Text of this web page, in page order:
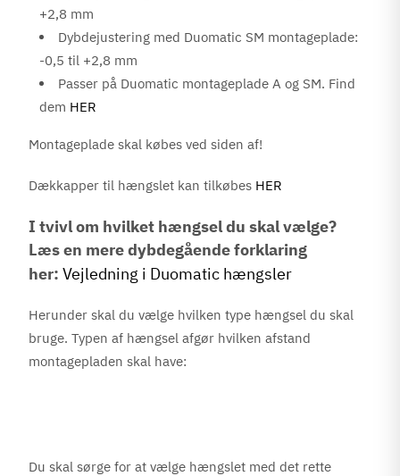
+2,8 mm
Dybdejustering med Duomatic SM montageplade:
-0,5 til +2,8 mm
Passer på Duomatic montageplade A og SM. Find
dem HER
Montageplade skal købes ved siden af!
Dækkapper til hængslet kan tilkøbes HER
I tvivl om hvilket hængsel du skal vælge?
Læs en mere dybdegående forklaring
her: Vejledning i Duomatic hængsler
Herunder skal du vælge hvilken type hængsel du skal
bruge. Typen af hængsel afgør hvilken afstand
montagepladen skal have:
Du skal sørge for at vælge hængslet med det rette